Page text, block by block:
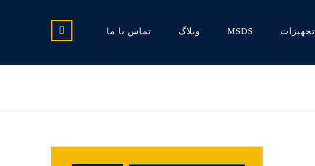
تجهیزات MSDS وبلاگ تماس با ما